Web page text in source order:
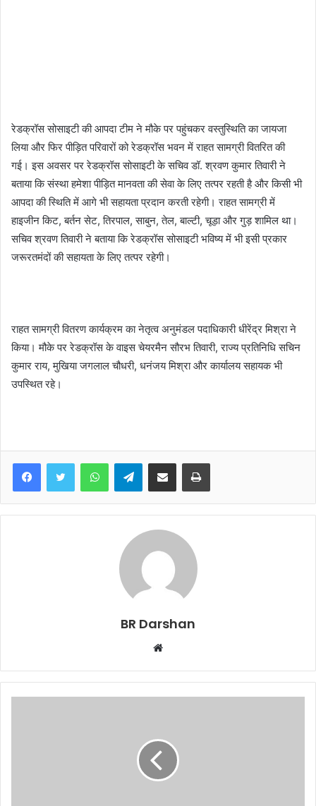
रेडक्रॉस सोसाइटी की आपदा टीम ने मौके पर पहुंचकर वस्तुस्थिति का जायजा
लिया और फिर पीड़ित परिवारों को रेडक्रॉस भवन में राहत सामग्री वितरित की
गई। इस अवसर पर रेडक्रॉस सोसाइटी के सचिव डॉ. श्रवण कुमार तिवारी ने
बताया कि संस्था हमेशा पीड़ित मानवता की सेवा के लिए तत्पर रहती है और किसी भी
आपदा की स्थिति में आगे भी सहायता प्रदान करती रहेगी। राहत सामग्री में
हाइजीन किट, बर्तन सेट, तिरपाल, साबुन, तेल, बाल्टी, चूड़ा और गुड़ शामिल था।
सचिव श्रवण तिवारी ने बताया कि रेडक्रॉस सोसाइटी भविष्य में भी इसी प्रकार
जरूरतमंदों की सहायता के लिए तत्पर रहेगी।
राहत सामग्री वितरण कार्यक्रम का नेतृत्व अनुमंडल पदाधिकारी धीरेंद्र मिश्रा ने
किया। मौके पर रेडक्रॉस के वाइस चेयरमैन सौरभ तिवारी, राज्य प्रतिनिधि सचिन
कुमार राय, मुखिया जगलाल चौधरी, धनंजय मिश्रा और कार्यालय सहायक भी
उपस्थित रहे।
Telegram
BR Darshan
b
s
e